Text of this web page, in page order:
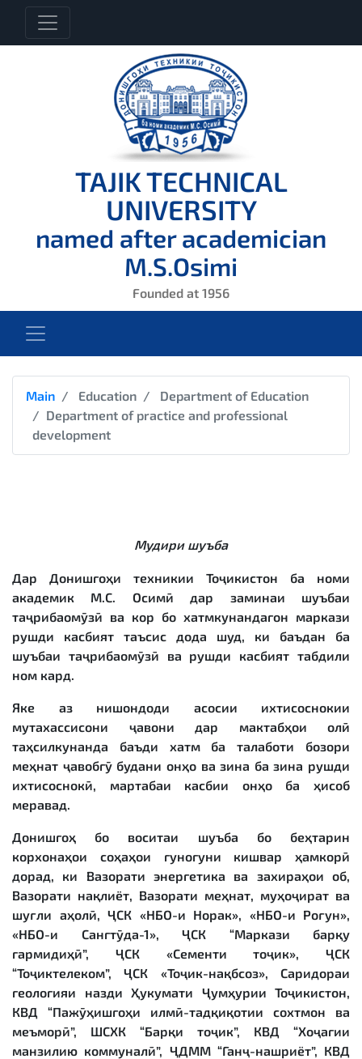
TAJIK TECHNICAL
UNIVERSITY
named after academician
M.S.Osimi
Founded at 1956
Main Education
Department of Education
Department of practice and professional
development
Мудири шуъба
Дар Донишгоҳи техникии Тоҷикистон ба номи
академик М.С. Осимӣ дар заминаи шуъбаи
таҷрибаомӯзӣ ва кор бо хатмкунандагон маркази
рушди касбият таъсис дода шуд, ки баъдан ба
шуъбаи таҷрибаомӯзӣ ва рушди касбият табдили
ном кард.
Яке аз нишондоди асосии ихтисоснокии
мутахассисони ҷавони дар мактабҳои олӣ
таҳсилкунанда баъди хатм ба талаботи бозори
меҳнат ҷавобгӯ будани онҳо ва зина ба зина рушди
ихтисоснокӣ, мартабаи касбии онҳо ба ҳисоб
меравад.
Донишгоҳ бо воситаи шуъба бо беҳтарин
корхонаҳои соҳаҳои гуногуни кишвар ҳамкорӣ
дорад, ки Вазорати энергетика ва захираҳои об,
Вазорати нақлиёт, Вазорати меҳнат, муҳоҷират ва
шуғли аҳолӣ, ҶСК «НБО-и Норак», «НБО-и Роғун»,
«НБО-и Сангтӯда-1», ҶСК “Маркази барқу
гармидиҳӣ”, ҶСК «Сементи тоҷик», ҶСК
“Тоҷиктелеком”, ҶСК «Тоҷик-нақбсоз», Саридораи
геологияи назди Ҳукумати Ҷумҳурии Тоҷикистон,
КВД “Пажӯҳишгоҳи илмӣ-тадқиқотии сохтмон ва
меъморӣ”, ШСХК “Барқи тоҷик”, КВД “Хоҷагии
манзилию коммуналӣ”, ҶДММ “Ганҷ-нашриёт”, КВД